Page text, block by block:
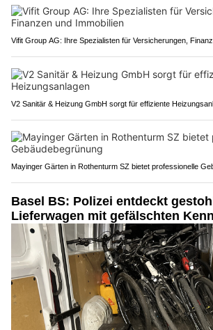
Vifit Group AG: Ihre Spezialisten für Versicherungen,
V2 Sanitär & Heizung GmbH sorgt für effiziente
Mayinger Gärten in Rothenturm SZ bietet professionelle
Basel BS: Polizei entdeckt
Lieferwagen mit gefälschten